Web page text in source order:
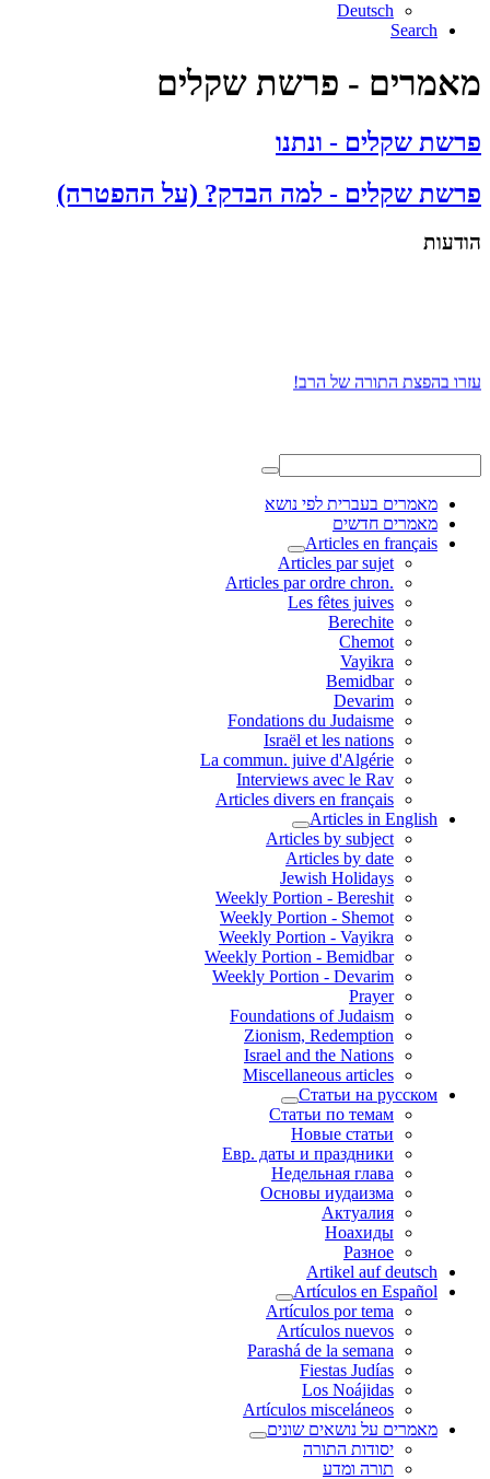
Deutsch
Search
מאמרים - פרשת שקלים
פרשת שקלים - ונתנו
פרשת שקלים - למה הבדק? (על ההפטרה)
הודעות
עזרו בהפצת התורה של הרב!
מאמרים בעברית לפי נושא
מאמרים חדשים
Articles en français
Articles par sujet
.Articles par ordre chron
Les fêtes juives
Berechite
Chemot
Vayikra
Bemidbar
Devarim
Fondations du Judaisme
Israël et les nations
La commun. juive d'Algérie
Interviews avec le Rav
Articles divers en français
Articles in English
Articles by subject
Articles by date
Jewish Holidays
Weekly Portion - Bereshit
Weekly Portion - Shemot
Weekly Portion - Vayikra
Weekly Portion - Bemidbar
Weekly Portion - Devarim
Prayer
Foundations of Judaism
Zionism, Redemption
Israel and the Nations
Miscellaneous articles
Статьи на русском
Статьи по темам
Новые статьи
Евр. даты и праздники
Недельная глава
Основы иудаизма
Актуалия
Ноахиды
Разное
Artikel auf deutsch
Artículos en Español
Artículos por tema
Artículos nuevos
Parashá de la semana
Fiestas Judías
Los Noájidas
Artículos misceláneos
מאמרים על נושאים שונים
יסודות התורה
תורה ומדע